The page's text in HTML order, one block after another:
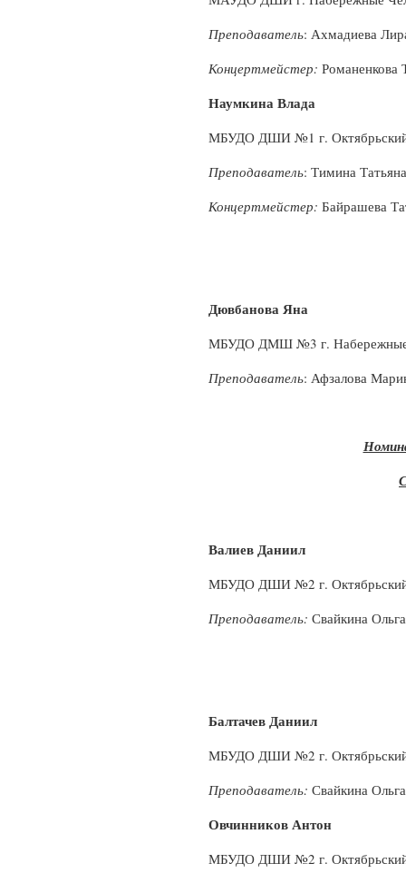
Преподаватель: Ахмадиева
Концертмейстер: Романенкова
Наумкина Влада
МБУДО ДШИ №1 г.
Преподаватель: Тимина
Концертмейстер: Байрашева
Дювбанова Яна
МБУДО ДМШ №3 г.
Преподаватель: Афзалова
Валиев Даниил
МБУДО ДШИ №2 г.
Преподаватель: Свайкина
Балтачев Даниил
МБУДО ДШИ №2 г.
Преподаватель: Свайкина
Овчинников Антон
МБУДО ДШИ №2 г.